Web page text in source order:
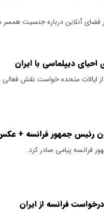
دیپلماسی با ایران
ایالات متحده خواست نقش
رئیس جمهور فرانسه +
فرانسه پیامی صادر کرد.
فرانسه از ایران